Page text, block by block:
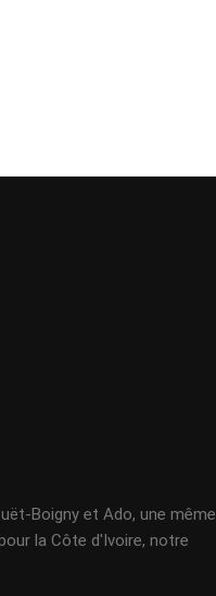
Boigny et Ado, une même
la Côte d'Ivoire, notre